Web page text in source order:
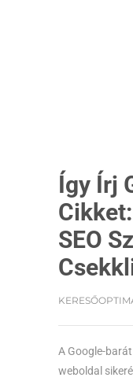
Így Írj
SEO
A Google-
weboldal